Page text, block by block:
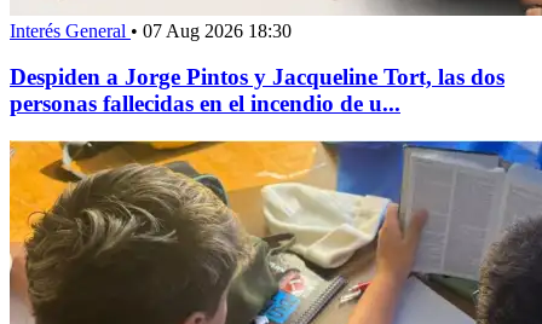
Interés General • 07 Aug 2026 18:30
Despiden a Jorge Pintos y Jacqueline Tort, las dos
personas fallecidas en el incendio de u...